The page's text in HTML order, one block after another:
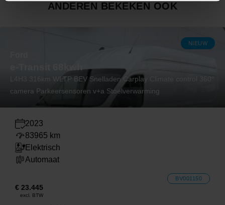
ANDEREN BEKEKEN OOK
NIEUW
L4H3 316km WLTP BEV Snelladen Carplay Climate control 360°
camera Parkeersensoren v+a Stoelverwarming
2023
83965 km
Elektrisch
Automaat
BV001150
€ 23.445
excl. BTW